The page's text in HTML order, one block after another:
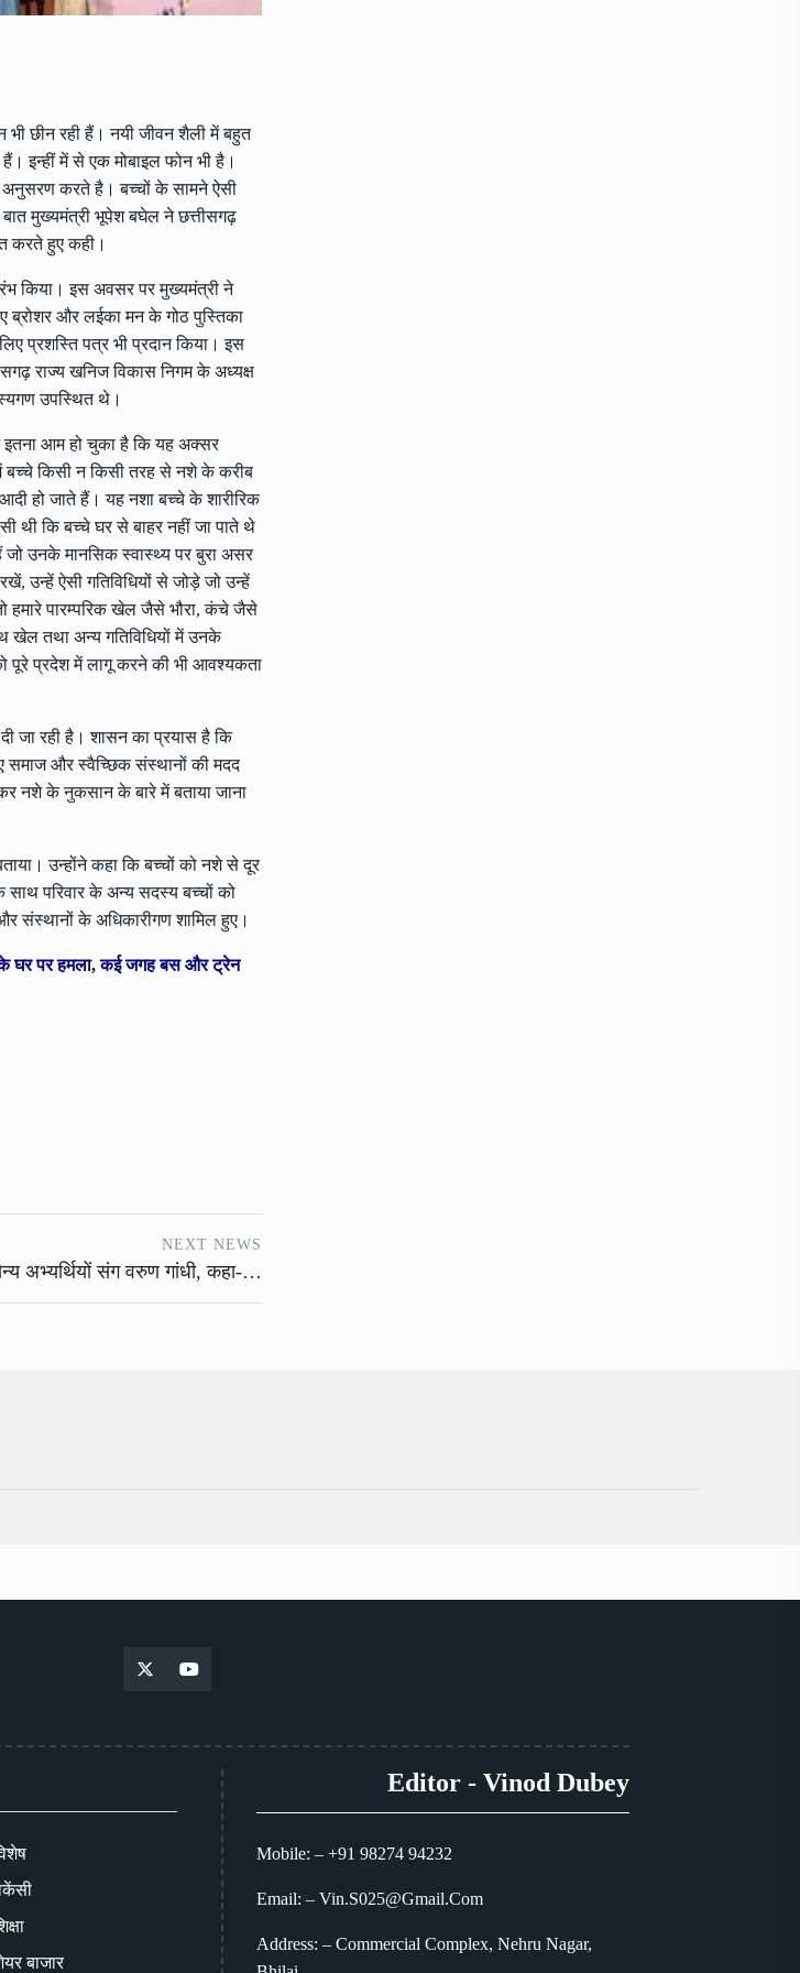
छीन रही हैं। नयी जीवन शैली में बहुत
इन्हीं में से एक मोबाइल फोन भी है।
अनुसरण करते है। बच्चों के सामने ऐसी
मुख्यमंत्री भूपेश बघेल ने छत्तीसगढ़
करते हुए कही।
किया। इस अवसर पर मुख्यमंत्री ने
ब्रोशर और लईका मन के गोठ पुस्तिका
प्रशस्ति पत्र भी प्रदान किया। इस
राज्य खनिज विकास निगम के अध्यक्ष
उपस्थित थे।
इतना आम हो चुका है कि यह अक्सर
बच्चे किसी न किसी तरह से नशे के करीब
हो जाते हैं। यह नशा बच्चे के शारीरिक
थी कि बच्चे घर से बाहर नहीं जा पाते थे
उनके मानसिक स्वास्थ्य पर बुरा असर
उन्हें ऐसी गतिविधियों से जोड़े जो उन्हें
हमारे पारम्परिक खेल जैसे भौरा, कंचे जैसे
खेल तथा अन्य गतिविधियों में उनके
पूरे प्रदेश में लागू करने की भी आवश्यकता
जा रही है। शासन का प्रयास है कि
और स्वैच्छिक संस्थानों की मदद
नशे के नुकसान के बारे में बताया जाना
उन्होंने कहा कि बच्चों को नशे से दूर
साथ परिवार के अन्य सदस्य बच्चों को
संस्थानों के अधिकारीगण शामिल हुए।
के घर पर हमला, कई जगह बस और ट्रेन
NEXT NEWS
अभ्यर्थियों संग वरुण गांधी, कहा-…
बाजार
Editor - Vinod Dubey
Mobile: – +91 98274 94232
Email: – Vin.S025@Gmail.Com
Address: – Commercial Complex, Nehru Nagar,